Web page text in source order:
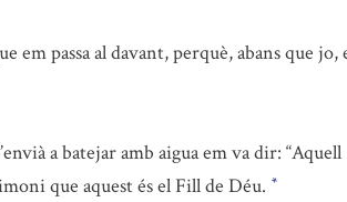
em passa al davant, perquè, abans que jo,
a batejar amb aigua em va dir: “Aquell
que aquest és el Fill de Déu. *